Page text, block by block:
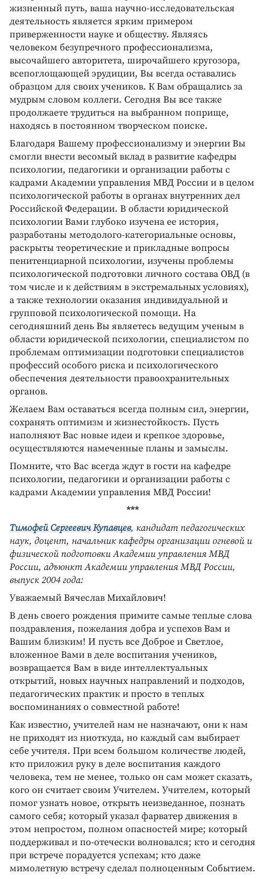
жизненный путь, ваша научно-исследовательская
деятельность является ярким примером
приверженности науке и обществу. Являясь
человеком безупречного профессионализма,
высочайшего авторитета, широчайшего кругозора,
всепоглощающей эрудиции, Вы всегда оставались
образцом для своих учеников. К Вам обращались за
мудрым словом коллеги. Сегодня Вы все также
продолжаете трудиться на выбранном поприще,
находясь в постоянном творческом поиске.
Благодаря Вашему профессионализму и энергии Вы
смогли внести весомый вклад в развитие кафедры
психологии, педагогики и организации работы с
кадрами Академии управления МВД России и в целом
психологической работы в органах внутренних дел
Российской Федерации. В области юридической
психологии Вами глубоко изучена ее история,
разработаны методолого-категориальные основы,
раскрыты теоретические и прикладные вопросы
пенитенциарной психологии, изучены проблемы
психологической подготовки личного состава ОВД (в
том числе и к действиям в экстремальных условиях),
а также технологии оказания индивидуальной и
групповой психологической помощи. На
сегодняшний день Вы являетесь ведущим ученым в
области юридической психологии, специалистом по
проблемам оптимизации подготовки специалистов
профессий особого риска и психологического
обеспечения деятельности правоохранительных
органов.
Желаем Вам оставаться всегда полным сил, энергии,
сохранять оптимизм и жизнестойкость. Пусть
наполняют Вас новые идеи и крепкое здоровье,
осуществляются намеченные планы и замыслы.
Помните, что Вас всегда ждут в гости на кафедре
психологии, педагогики и организации работы с
кадрами Академии управления МВД России!
***
Тимофей Сергеевич Купавцев, кандидат педагогических
наук, доцент, начальник кафедры организации огневой и
физической подготовки Академии управления МВД
России, адъюнкт Академии управления МВД России,
выпуск 2004 года:
Уважаемый Вячеслав Михайлович!
В день своего рождения примите самые теплые слова
поздравления, пожелания добра и успехов Вам и
Вашим близким! И пусть все Доброе и Светлое,
вложенное Вами в деле воспитания учеников,
возвращается Вам в виде интеллектуальных
открытий, новых научных направлений и подходов,
педагогических практик и просто в теплых
воспоминаниях о совместной работе!
Как известно, учителей нам не назначают, они к нам
не приходят из ниоткуда, но каждый сам выбирает
себе учителя. При всем большом количестве людей,
кто приложил руку в деле воспитания каждого
человека, тем не менее, только он сам может сказать,
кого он считает своим Учителем. Учителем, который
помог узнать новое, открыть неизведанное, познать
самого себя; который указал фарватер движения в
этом непростом, полном опасностей мире; который
поддерживал и по-отечески волновался; кто и сегодня
при встрече порадуется успехам; кто даже
мимолетную встречу сделал полноценным Событием.